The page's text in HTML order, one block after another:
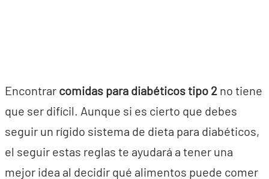
Encontrar comidas para diabéticos tipo 2 no tiene
que ser difícil. Aunque si es cierto que debes
seguir un rígido sistema de dieta para diabéticos,
el seguir estas reglas te ayudará a tener una
mejor idea al decidir qué alimentos puede comer